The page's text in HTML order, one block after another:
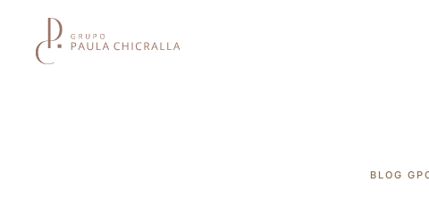
BLOG